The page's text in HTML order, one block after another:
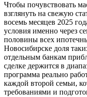
Чтобы почувствовать
взглянуть на свежую
восемь месяцев 2025
условия именно через
половины всех
Новосибирске доля
отдельным банкам
сделке держится в
программа реально
каждой второй семьи,
требованиями и